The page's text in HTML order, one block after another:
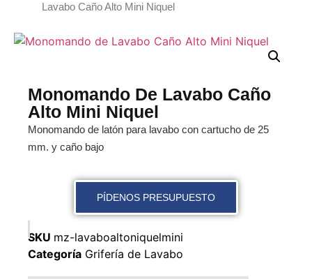
Lavabo Caño Alto Mini Niquel
Monomando De Lavabo Caño
Alto Mini Niquel
Monomando de latón para lavabo con cartucho de 25
mm. y caño bajo
PÍDENOS PRESUPUESTO
SKU mz-lavaboaltoniquelmini
Categoría Grifería de Lavabo